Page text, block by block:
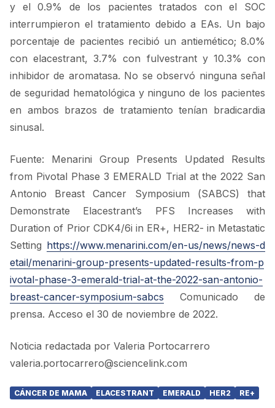
y el 0.9% de los pacientes tratados con el SOC
interrumpieron el tratamiento debido a EAs. Un bajo
porcentaje de pacientes recibió un antiemético; 8.0%
con elacestrant, 3.7% con fulvestrant y 10.3% con
inhibidor de aromatasa. No se observó ninguna señal
de seguridad hematológica y ninguno de los pacientes
en ambos brazos de tratamiento tenían bradicardia
sinusal.
Fuente: Menarini Group Presents Updated Results
from Pivotal Phase 3 EMERALD Trial at the 2022 San
Antonio Breast Cancer Symposium (SABCS) that
Demonstrate Elacestrant’s PFS Increases with
Duration of Prior CDK4/6i in ER+, HER2- in Metastatic
Setting https://www.menarini.com/en-us/news/news-d
etail/menarini-group-presents-updated-results-from-p
ivotal-phase-3-emerald-trial-at-the-2022-san-antonio-
breast-cancer-symposium-sabcs Comunicado de
prensa. Acceso el 30 de noviembre de 2022.
Noticia redactada por Valeria Portocarrero
valeria.portocarrero@sciencelink.com
CÁNCER DE MAMA ELACESTRANT EMERALD HER2 RE+